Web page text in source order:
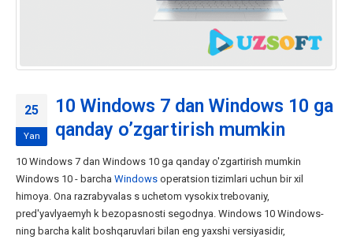
25
Yan
10 Windows 7 dan Windows 10 ga
qanday o’zgartirish mumkin
10 Windows 7 dan Windows 10 ga qanday o'zgartirish mumkin
Windows 10 - barcha Windows operatsion tizimlari uchun bir xil
himoya. Ona razrabyvalas s uchetom vysokix trebovaniy,
pred'yavlyaemyh k bezopasnosti segodnya. Windows 10 Windows-
ning barcha kalit boshqaruvlari bilan eng yaxshi versiyasidir,